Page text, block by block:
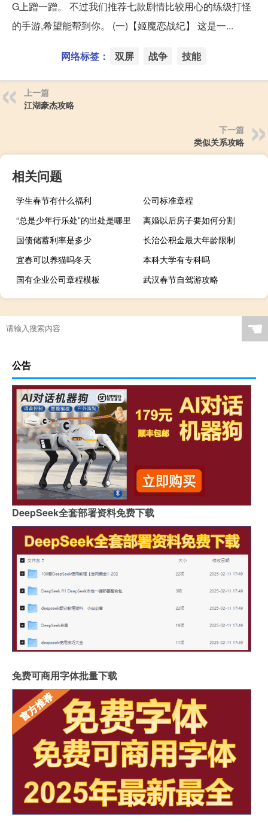
G上蹭一蹭。 不过我们推荐七款剧情比较用心的练级打怪
的手游,希望能帮到你。 (一)【姬魔恋战纪】 这是一...
网络标签： 双屏 战争 技能
上一篇
江湖豪杰攻略
下一篇
类似关系攻略
相关问题
学生春节有什么福利
公司标准章程
“总是少年行乐处”的出处是哪里
离婚以后房子要如何分割
国债储蓄利率是多少
长治公积金最大年龄限制
宜春可以养猫吗冬天
本科大学有专科吗
国有企业公司章程模板
武汉春节自驾游攻略
☚
公告
DeepSeek全套部署资料免费下载
免费可商用字体批量下载